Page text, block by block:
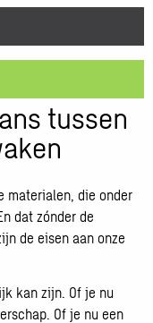
tussen
materialen, die onder
dat zónder de
de eisen aan onze
kan zijn. Of je nu
Of je nu een